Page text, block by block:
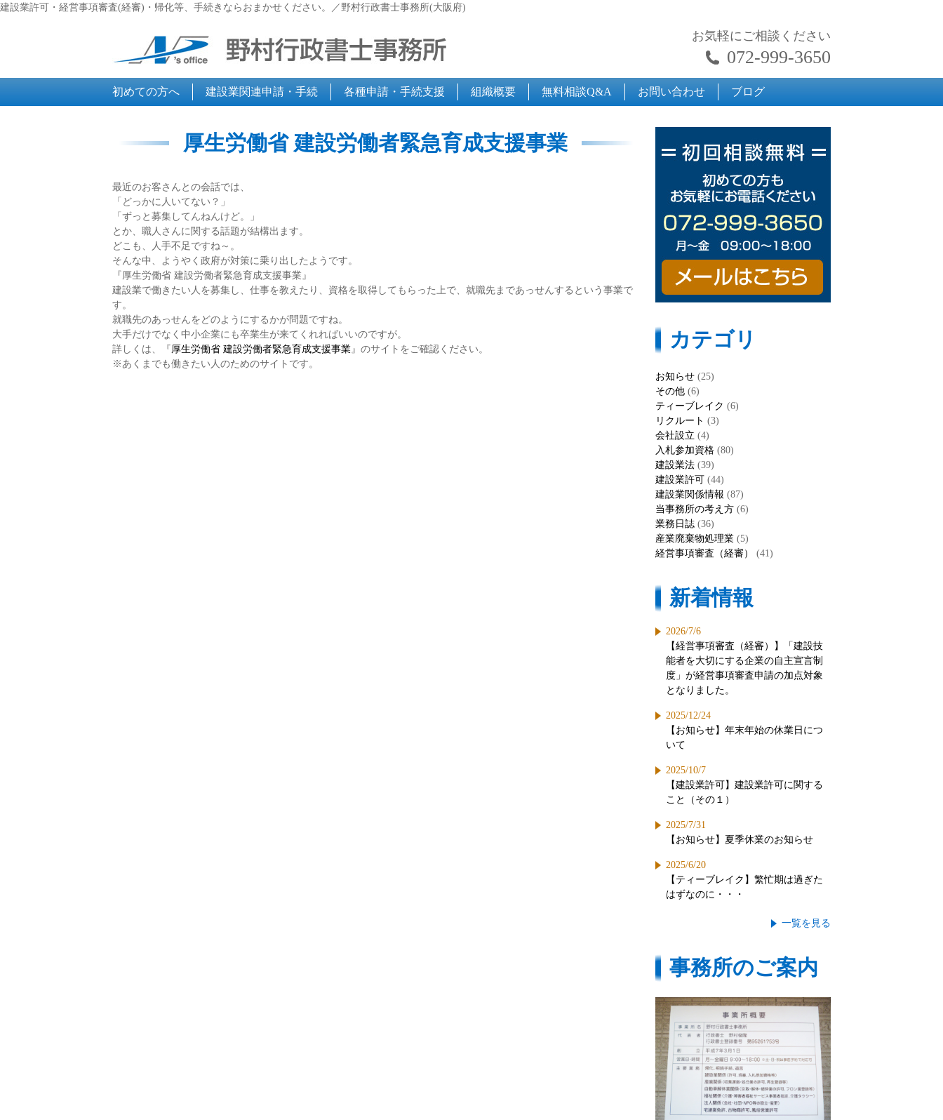
建設業許可・経営事項審査(経審)・帰化等、手続きならおまかせください。／野村行政書士事務所(大阪府)
お気軽にご相談ください
072-999-3650
初めての方へ 建設業関連申請・手続 各種申請・手続支援 組織概要 無料相談Q&A お問い合わせ ブログ
厚生労働省 建設労働者緊急育成支援事業
最近のお客さんとの会話では、
「どっかに人いてない？」
「ずっと募集してんねんけど。」
とか、職人さんに関する話題が結構出ます。
どこも、人手不足ですね～。
そんな中、ようやく政府が対策に乗り出したようです。
『厚生労働省 建設労働者緊急育成支援事業』
建設業で働きたい人を募集し、仕事を教えたり、資格を取得してもらった上で、就職先まであっせんするという事業で
す。
就職先のあっせんをどのようにするかが問題ですね。
大手だけでなく中小企業にも卒業生が来てくれればいいのですが。
詳しくは、『 厚生労働省 建設労働者緊急育成支援事業』のサイトをご確認ください。
※あくまでも働きたい人のためのサイトです。
カテゴリ
お知らせ (25)
その他 (6)
ティーブレイク (6)
リクルート (3)
会社設立 (4)
入札参加資格 (80)
建設業法 (39)
建設業許可 (44)
建設業関係情報 (87)
当事務所の考え方 (6)
業務日誌 (36)
産業廃棄物処理業 (5)
経営事項審査（経審）
(41)
新着情報
2026/7/6
【経営事項審査（経審）】「建設技
能者を大切にする企業の自主宣言制
度」が経営事項審査申請の加点対象
となりました。
2025/12/24
【お知らせ】年末年始の休業日につ
いて
2025/10/7
【建設業許可】建設業許可に関する
こと（その１）
2025/7/31
【お知らせ】夏季休業のお知らせ
2025/6/20
【ティーブレイク】繁忙期は過ぎた
はずなのに・・・
一覧を見る
事務所のご案内